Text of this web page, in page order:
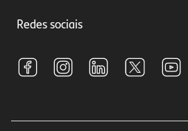
Investimentos
Relações com Investidores
Central de Renegociação
S.A.C
Encontre nossas agências
Redes sociais